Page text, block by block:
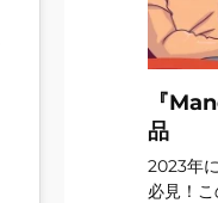
『
品
2023年
必見！